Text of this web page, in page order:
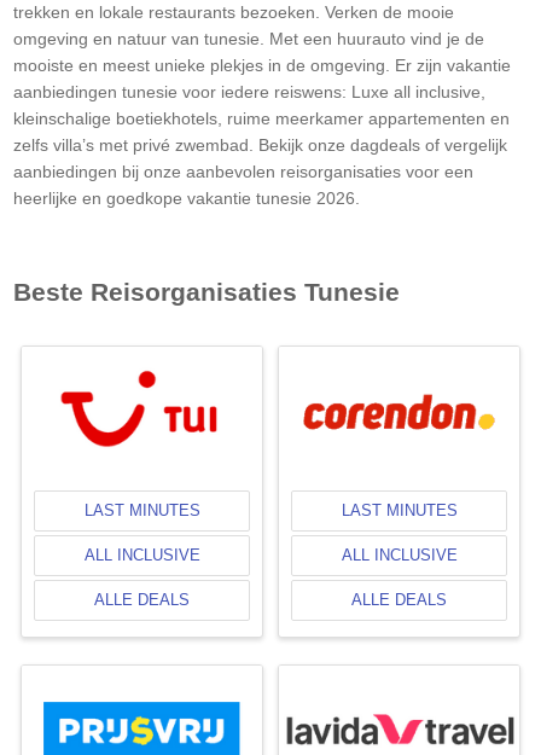
trekken en lokale restaurants bezoeken. Verken de mooie
omgeving en natuur van tunesie. Met een huurauto vind je de
mooiste en meest unieke plekjes in de omgeving. Er zijn vakantie
aanbiedingen tunesie voor iedere reiswens: Luxe all inclusive,
kleinschalige boetiekhotels, ruime meerkamer appartementen en
zelfs villa’s met privé zwembad. Bekijk onze dagdeals of vergelijk
aanbiedingen bij onze aanbevolen reisorganisaties voor een
heerlijke en goedkope vakantie tunesie 2026.
Beste Reisorganisaties Tunesie
LAST MINUTES
ALL INCLUSIVE
ALLE DEALS
LAST MINUTES
ALL INCLUSIVE
ALLE DEALS